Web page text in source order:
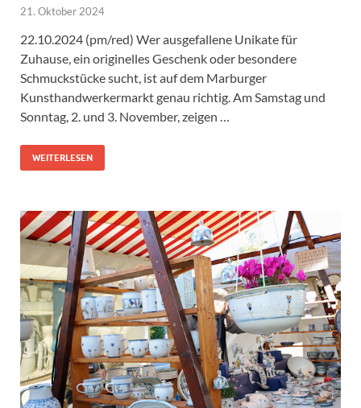
21. Oktober 2024
22.10.2024 (pm/red) Wer ausgefallene Unikate für
Zuhause, ein originelles Geschenk oder besondere
Schmuckstücke sucht, ist auf dem Marburger
Kunsthandwerkermarkt genau richtig. Am Samstag und
Sonntag, 2. und 3. November, zeigen …
WEITERLESEN